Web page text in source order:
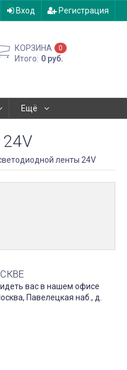
Вход Регистрация
КОРЗИНА 0
Итого: 0 руб.
Ещё
ленты 24V
вас в нашем офисе
Павелецкая наб., д.